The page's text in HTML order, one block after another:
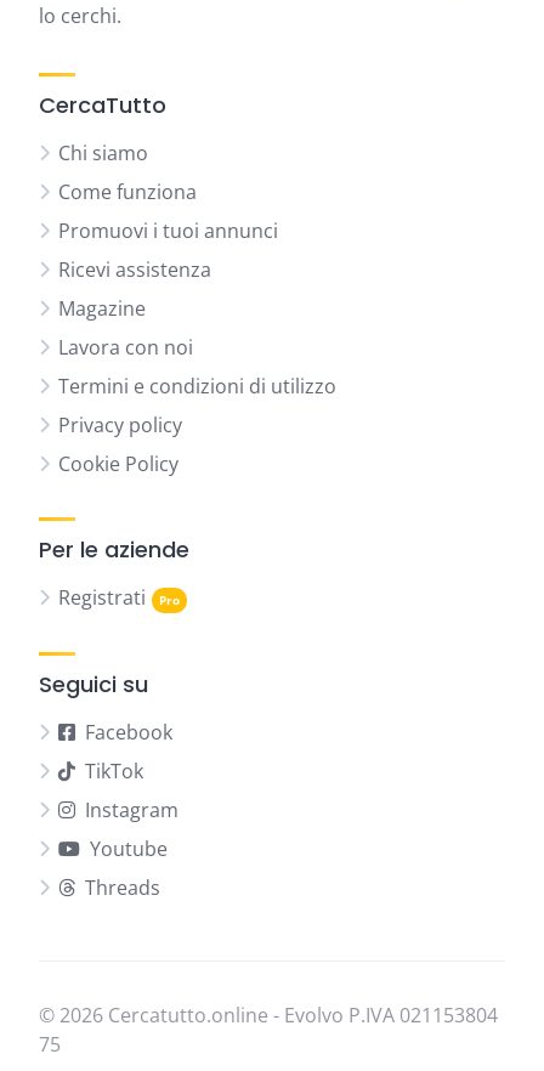
lo cerchi.
CercaTutto
Chi siamo
Come funziona
Promuovi i tuoi annunci
Ricevi assistenza
Magazine
Lavora con noi
Termini e condizioni di utilizzo
Privacy policy
Cookie Policy
Per le aziende
Registrati
Seguici su
Facebook
TikTok
Instagram
Youtube
Threads
© 2026 Cercatutto.online - Evolvo P.IVA 021​153​804​
75